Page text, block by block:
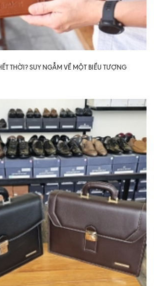
THỜI? SUY NGẪM VỀ MỘT BIỂU TƯỢNG